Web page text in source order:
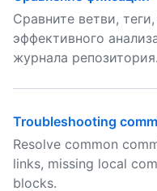
Сравните ветви,
эффективного
журнала репозитория.
Troubleshooting
Resolve common
links, missing local
blocks.